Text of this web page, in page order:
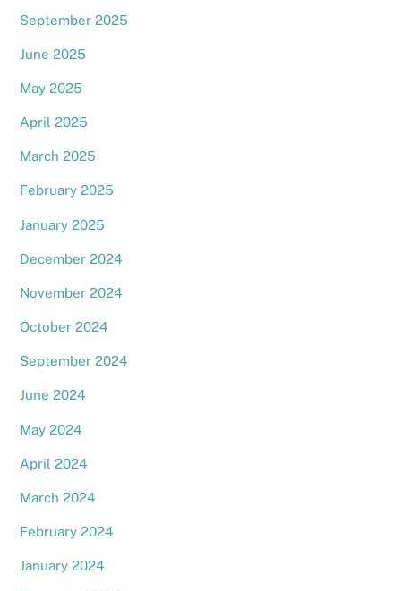
September 2025
June 2025
May 2025
April 2025
March 2025
February 2025
January 2025
December 2024
November 2024
October 2024
September 2024
June 2024
May 2024
April 2024
March 2024
February 2024
January 2024